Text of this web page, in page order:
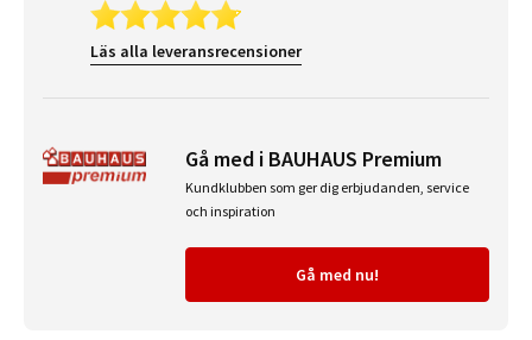
Läs alla leveransrecensioner
Gå med i BAUHAUS Premium
Kundklubben som ger dig erbjudanden, service
och inspiration
Gå med nu!